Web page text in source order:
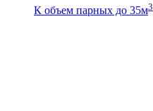
К объем парных до 35м3